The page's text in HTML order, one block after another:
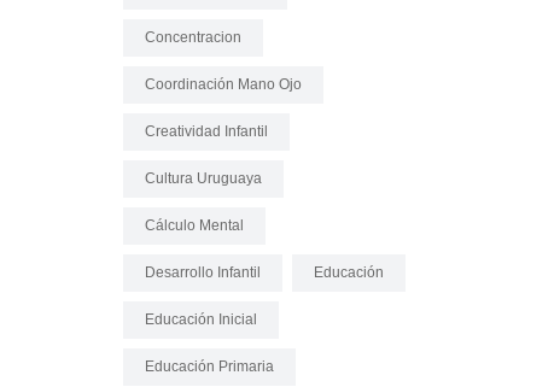
Concentracion
Coordinación Mano Ojo
Creatividad Infantil
Cultura Uruguaya
Cálculo Mental
Desarrollo Infantil Educación
Educación Inicial
Educación Primaria